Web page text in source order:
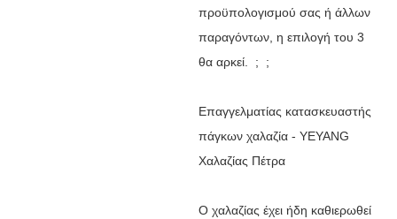
προϋπολογισμού σας ή άλλων
παραγόντων, η επιλογή του 3
θα αρκεί. ; ;
Επαγγελματίας κατασκευαστής
πάγκων χαλαζία - YEYANG
Χαλαζίας Πέτρα
Ο χαλαζίας έχει ήδη καθιερωθεί